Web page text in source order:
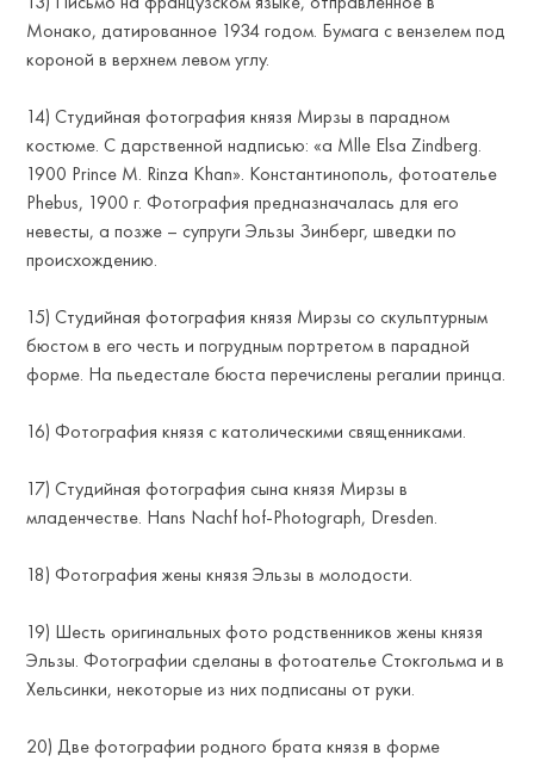
Монако, датированное 1934 годом. Бумага с вензелем под
короной в верхнем левом углу.
14) Студийная фотография князя Мирзы в парадном
костюме. С дарственной надписью: «a Mlle Elsa Zindberg.
1900 Prince M. Rinza Khan». Константинополь, фотоателье
Phebus, 1900 г. Фотография предназначалась для его
невесты, а позже – супруги Эльзы Зинберг, шведки по
происхождению.
15) Студийная фотография князя Мирзы со скульптурным
бюстом в его честь и погрудным портретом в парадной
форме. На пьедестале бюста перечислены регалии принца.
16) Фотография князя с католическими священниками.
17) Студийная фотография сына князя Мирзы в
младенчестве. Hans Nachf hof-Photograph, Dresden.
18) Фотография жены князя Эльзы в молодости.
19) Шесть оригинальных фото родственников жены князя
Эльзы. Фотографии сделаны в фотоателье Стокгольма и в
Хельсинки, некоторые из них подписаны от руки.
20) Две фотографии родного брата князя в форме